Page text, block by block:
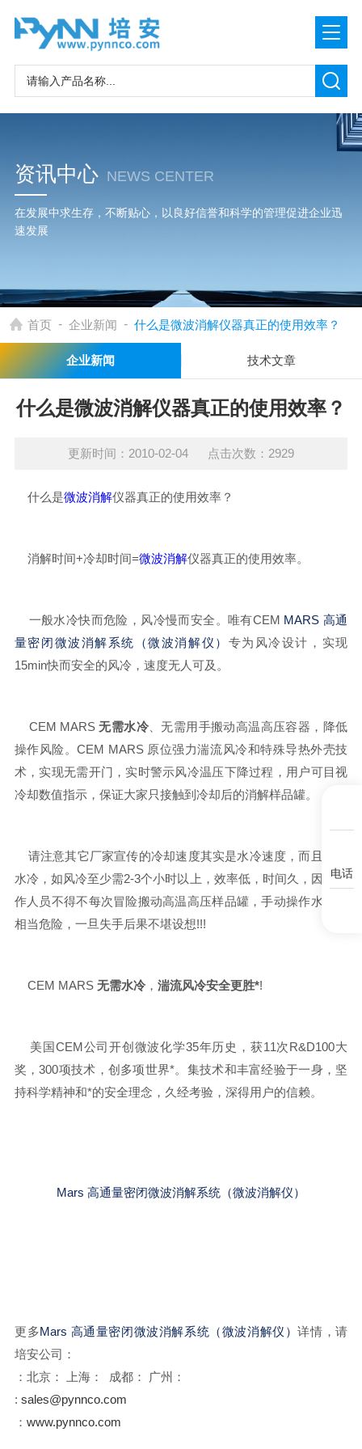
资讯中心 NEWS CENTER
在发展中求生存，不断贴心，以良好信誉和科学的管理促进企业迅
速发展
首页 - 企业新闻 - 什么是微波消解仪器真正的使用效率？
企业新闻 技术文章
什么是微波消解仪器真正的使用效率？
更新时间：2010-02-04 点击次数：2929
什么是微波消解仪器真正的使用效率？
消解时间+冷却时间=微波消解仪器真正的使用效率。
一般水冷快而危险，风冷慢而安全。唯有CEM MARS 高通
量密闭微波消解系统（微波消解仪） 专为风冷设计，实现
15min快而安全的风冷，速度无人可及。
CEM MARS无需水冷、无需用手搬动高温高压容器，降低
操作风险。CEM MARS 原位强力湍流风冷和特殊导热外壳技
术，实现无需开门，实时警示风冷温压下降过程，用户可目视
冷却数值指示，保证大家只接触到冷却后的消解样品罐。
请注意其它厂家宣传的冷却速度其实是水冷速度，而且必须
水冷，如风冷至少需2-3个小时以上，效率低，时间久，因此操
作人员不得不每次冒险搬动高温高压样品罐，手动操作水冷，
相当危险，一旦失手后果不堪设想!!!
CEM MARS 无需水冷， 湍流风冷安全更胜*!
美国CEM公司开创微波化学35年历史，获11次R&D100大
奖，300项技术，创多项世界*。集技术和丰富经验于一身，坚
持科学精神和*的安全理念，久经考验，深得用户的信赖。
Mars 高通量密闭微波消解系统（微波消解仪）
更多Mars 高通量密闭微波消解系统（微波消解仪）详情，请
培安公司：
：北京： 上海： 成都： 广州：
: sales@pynnco.com
： www.pynnco.com
电话